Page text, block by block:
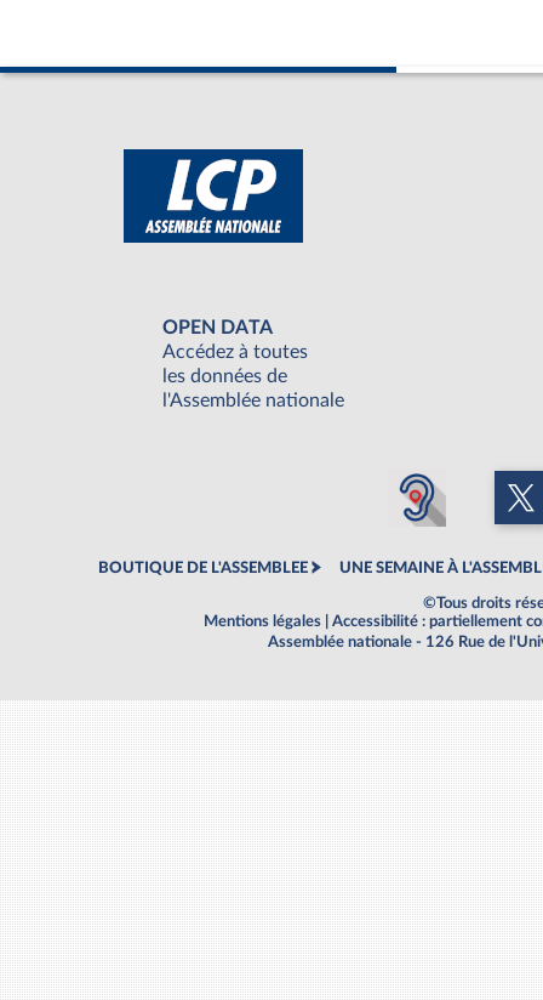
OPEN DATA
Accédez à toutes
les données de
l'Assemblée nationale
BOUTIQUE DE L'ASSEMBLEE UNE SEMAINE À
©Tous droits
Mentions légales
Accessibilité : partiellement
Assemblée nationale - 126 Rue de